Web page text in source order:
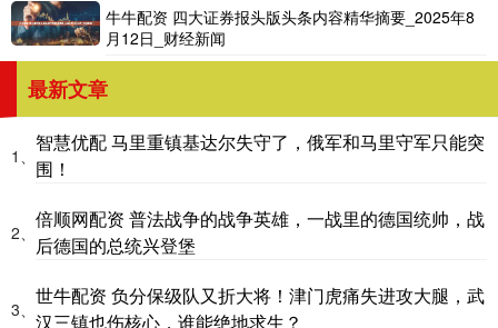
牛牛配资 四大证券报头版头条内容精华摘要_2025年8
月12日_财经新闻
最新文章
1、
智慧优配 马里重镇基达尔失守了，俄军和马里守军只能突
围！
2、
倍顺网配资 普法战争的战争英雄，一战里的德国统帅，战
后德国的总统兴登堡
3、
世牛配资 负分保级队又折大将！津门虎痛失进攻大腿，武
汉三镇也伤核心，谁能绝地求生？